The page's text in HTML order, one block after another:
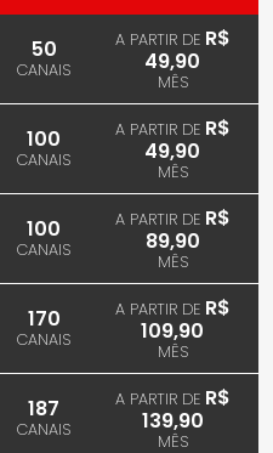
50
CANAIS
A PARTIR DE R$
49,90
MÊS
100
CANAIS
A PARTIR DE R$
49,90
MÊS
100
CANAIS
A PARTIR DE R$
89,90
MÊS
170
CANAIS
A PARTIR DE R$
109,90
MÊS
187
CANAIS
A PARTIR DE R$
139,90
MÊS